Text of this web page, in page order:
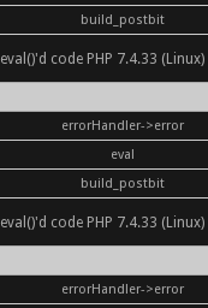
build_postbit
code PHP 7.4.33 (Linux)
errorHandler->error
eval
build_postbit
code PHP 7.4.33 (Linux)
errorHandler->error